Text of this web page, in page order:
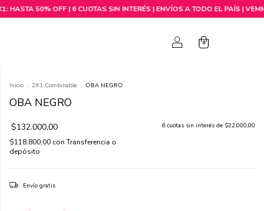
0
0
Inicio . 2X1 Combinable . OBA NEGRO
OBA NEGRO
$132.000,00
$118.800,00 con Transferencia o
depósito
6 cuotas sin interés de $22.000,00
Envío gratis